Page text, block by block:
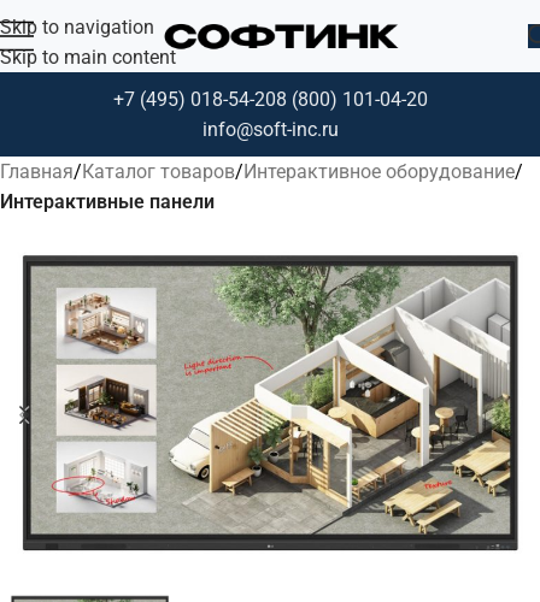
Skip to navigation
Skip to main content
+7 (495) 018-54-208 (800) 101-04-20
info@soft-inc.ru
Главная Каталог товаров Интерактивное оборудование
Интерактивные панели